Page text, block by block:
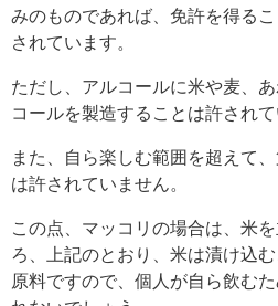
みのものであれば、免許を得る
されています。
ただし、アルコールに米や麦、
コールを製造することは許されて
また、自ら楽しむ範囲を超えて
は許されていません。
この点、マッコリの場合は、米
ろ、上記のとおり、米は漬け込
原料ですので、個人が自ら飲む